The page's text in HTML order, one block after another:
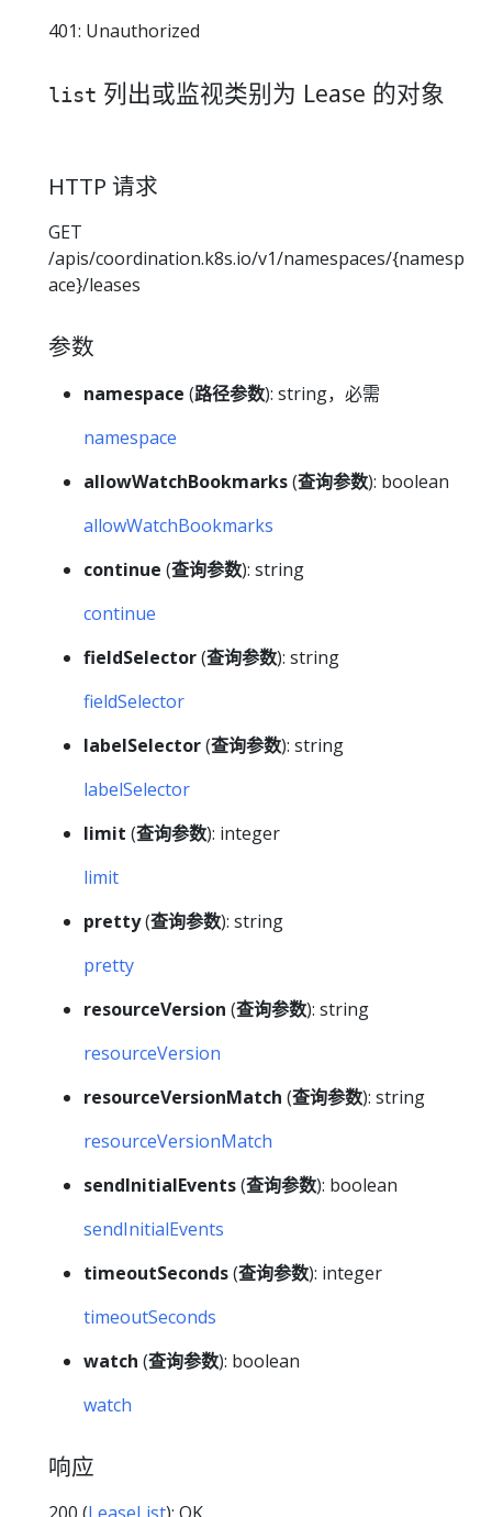
401: Unauthorized
list 列出或监视类别为 Lease 的对象
HTTP 请求
GET
/apis/coordination.k8s.io/v1/namespaces/{namesp
ace}/leases
参数
namespace (路径参数): string，必需
namespace
allowWatchBookmarks(查询参数): boolean
allowWatchBookmarks
continue (查询参数): string
continue
fieldSelector(查询参数): string
fieldSelector
labelSelector(查询参数): string
labelSelector
limit (查询参数): integer
limit
pretty(查询参数): string
pretty
resourceVersion (查询参数): string
resourceVersion
resourceVersionMatch (查询参数): string
resourceVersionMatch
sendInitialEvents(查询参数): boolean
sendInitialEvents
timeoutSeconds(查询参数): integer
timeoutSeconds
watch (查询参数): boolean
watch
响应